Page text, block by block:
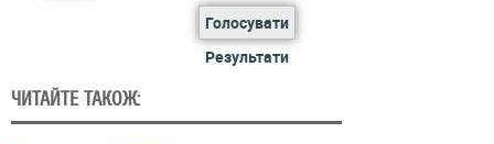
Голосувати
Результати
ЧИТАЙТЕ ТАКОЖ: